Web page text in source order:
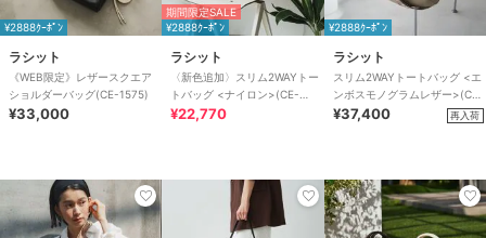
¥2888ｸｰﾎﾟﾝ
ラシット
《WEB限定》レザースクエア
ショルダーバッグ(CE-1575)
¥33,000
期間限定SALE
¥2888ｸｰﾎﾟﾝ
ラシット
〈新色追加〉スリム2WAYトー
トバッグ <ナイロン>(CE-
1404-WEB)
¥22,770
¥2888ｸｰﾎﾟﾝ
ラシット
スリム2WAYトートバッグ <エ
ンボスモノグラムレザー>(CE-
1611)
¥37,400 再入荷